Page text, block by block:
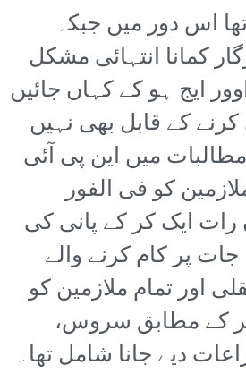
اس دور میں جبکہ
کمانا انتہائی مشکل
ایج ہو کے کہاں جائیں
کے قابل بھی نہیں
میں این پی آئی
ملازمین کو فی الفور
ایک کر کے پانی کی
پر کام کرنے والے
اور تمام ملازمین کو
کے مطابق سروس،
دیے جانا شامل تھا۔